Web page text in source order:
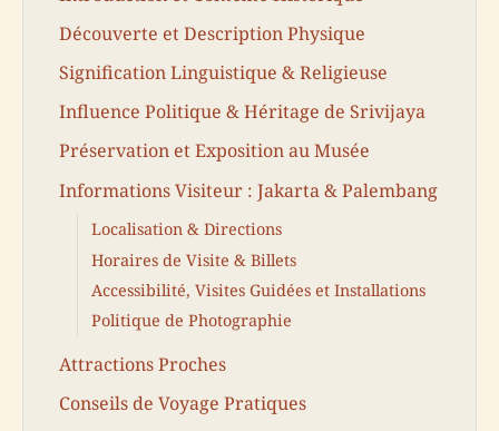
Découverte et Description Physique
Signification Linguistique & Religieuse
Influence Politique & Héritage de Srivijaya
Préservation et Exposition au Musée
Informations Visiteur : Jakarta & Palembang
Localisation & Directions
Horaires de Visite & Billets
Accessibilité, Visites Guidées et Installations
Politique de Photographie
Attractions Proches
Conseils de Voyage Pratiques